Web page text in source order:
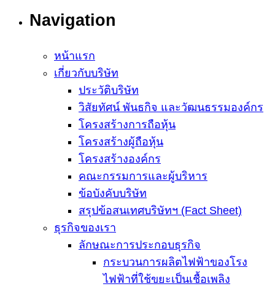
Navigation
หน้าแรก
เกี่ยวกับบริษัท
ประวัติบริษัท
วิสัยทัศน์ พันธกิจ และวัฒนธรรมองค์กร
โครงสร้างการถือหุ้น
โครงสร้างผู้ถือหุ้น
โครงสร้างองค์กร
คณะกรรมการและผู้บริหาร
ข้อบังคับบริษัท
สรุปข้อสนเทศบริษัทฯ (Fact Sheet)
ธุรกิจของเรา
ลักษณะการประกอบธุรกิจ
กระบวนการผลิตไฟฟ้าของโรง
ไฟฟ้าที่ใช้ขยะเป็นเชื้อเพลิง